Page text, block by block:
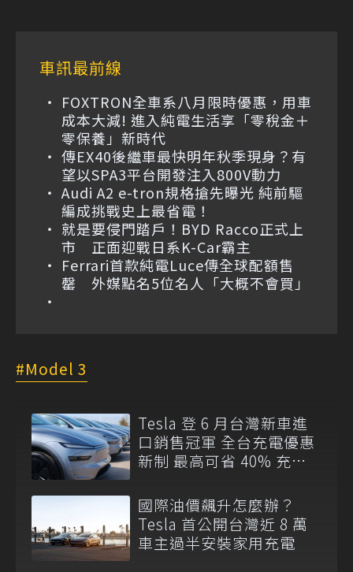
車訊最前線
FOXTRON全車系八月限時優惠，用車
成本大減! 進入純電生活享「零稅金＋
零保養」新時代
傳EX40後繼車最快明年秋季現身？有
望以SPA3平台開發注入800V動力
Audi A2 e-tron規格搶先曝光 純前驅
編成挑戰史上最省電！
就是要侵門踏戶！BYD Racco正式上
市 正面迎戰日系K-Car霸主
Ferrari首款純電Luce傳全球配額售
罄 外媒點名5位名人「大概不會買」
Model 3
Tesla 登 6 月台灣新車進
口銷售冠軍 全台充電優惠
新制 最高可省 40% 充電
國際油價飆升怎麼辦？
Tesla 首公開台灣近 8 萬
車主過半安裝家用充電